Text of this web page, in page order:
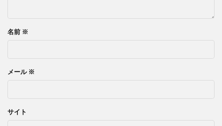
名前 ※
メール ※
サイト